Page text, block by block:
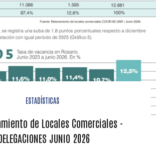
ESTADÍSTICAS
de Locales Comerciales -
JUNIO 2026